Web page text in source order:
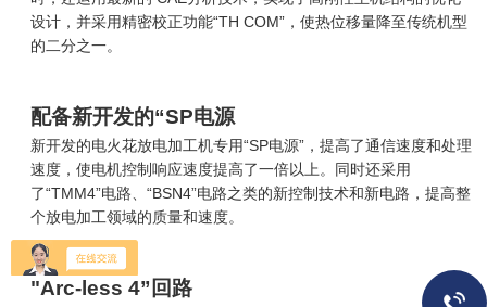
设计，并采用精密校正功能“TH COM”，使热位移量降至传统机型
的二分之一。
配备新开发的“SP电源
新开发的电火花放电加工机专用“SP电源”，提高了通信速度和处理
速度，使电机控制响应速度提高了一倍以上。同时还采用
了“TMM4”电路、“BSN4”电路之类的新控制技术和新电路，提高整
个放电加工领域的质量和速度。
"Arc-less 4”回路